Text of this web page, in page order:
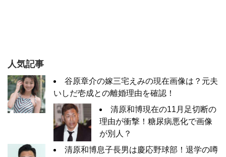
人気記事
谷原章介の嫁三宅えみの現在画像は？元夫
いしだ壱成との離婚理由を確認！
清原和博現在の11月足切断の
理由が衝撃！糖尿病悪化で画像
が別人？
清原和博息子長男は慶応野球部！退学の噂